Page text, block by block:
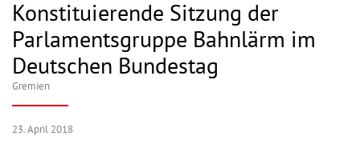
Konstituierende Sitzung der
Parlamentsgruppe Bahnlärm im
Deutschen Bundestag
Gremien
23. April 2018